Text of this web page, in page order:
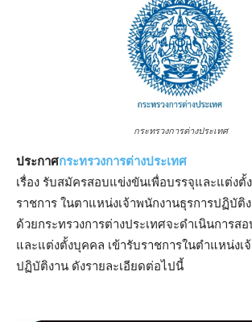
กระทรวงการต่างประเทศ
ประกาศกระทรวงการต่างประเทศ
เรื่อง รับสมัครสอบแข่งขันเพื่อบรรจุและแต่งตั้
ราชการ ในตาแหน่งเจ้าพนักงานธุรการปฏิบัติ
ด้วยกระทรวงการต่างประเทศจะดําเนินการส
และแต่งตั้งบุคคล เข้ารับราชการในตําแหน่งเ
ปฏิบัติงาน ดังรายละเอียดต่อไปนี้